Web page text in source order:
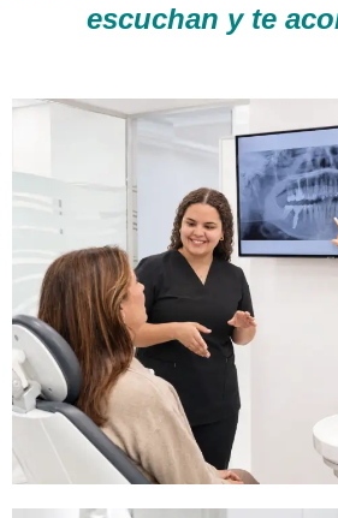
escuchan y te